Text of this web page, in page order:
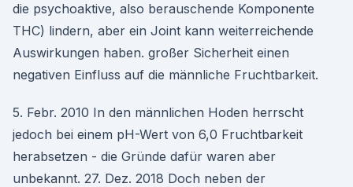
die psychoaktive, also berauschende Komponente
THC) lindern, aber ein Joint kann weiterreichende
Auswirkungen haben. großer Sicherheit einen
negativen Einfluss auf die männliche Fruchtbarkeit.
5. Febr. 2010 In den männlichen Hoden herrscht
jedoch bei einem pH-Wert von 6,0 Fruchtbarkeit
herabsetzen - die Gründe dafür waren aber
unbekannt. 27. Dez. 2018 Doch neben der